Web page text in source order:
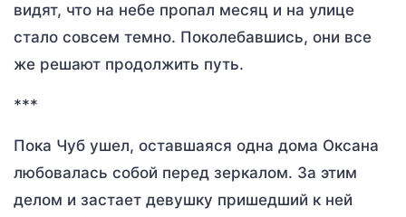
видят, что на небе пропал месяц и на улице
стало совсем темно. Поколебавшись, они все
же решают продолжить путь.
***
Пока Чуб ушел, оставшаяся одна дома Оксана
любовалась собой перед зеркалом. За этим
делом и застает девушку пришедший к ней